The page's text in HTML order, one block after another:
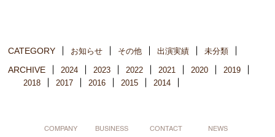
CATEGORY お知らせ その他 出演実績 未分類
ARCHIVE 2024 2023 2022 2021 2020
2019
2018
2017 2016 2015 2014
COMPANY BUSINESS CONTACT NEWS